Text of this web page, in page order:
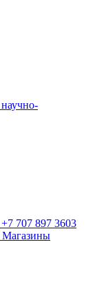
научно-
+7 707 897 3603
Магазины